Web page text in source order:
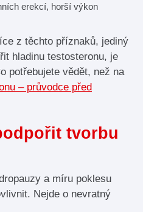
erekcí, horší výkon
z těchto příznaků, jediný
hladinu testosteronu, je
potřebujete vědět, než na
– průvodce před
tvorbu
a míru poklesu
Nejde o nevratný